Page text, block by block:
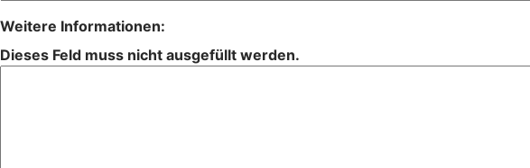
Weitere Informationen:
Dieses Feld muss nicht ausgefüllt werden.